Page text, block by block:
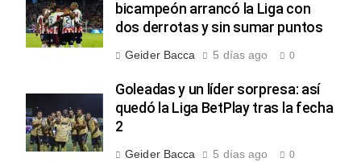
bicampeón arrancó la Liga con
dos derrotas y sin sumar puntos
Geider Bacca 5 días ago 0
Goleadas y un líder sorpresa: así
quedó la Liga BetPlay tras la fecha
2
Geider Bacca 5 días ago 0